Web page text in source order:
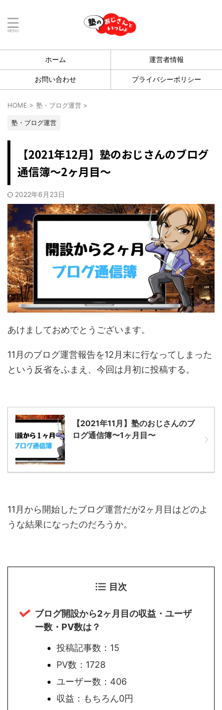
ホーム 運営者情報
お問い合わせ プライバシーポリシー
HOME > 塾・ブログ運営 >
塾・ブログ運営
【2021年12月】塾のおじさんのブログ
通信簿〜2ヶ月目〜
2022年6月23日
あけましておめでとうございます。
11月のブログ運営報告を12月末に行なってしまった
という反省をふまえ、今回は月初に投稿する。
【2021年11月】塾のおじさんのブ
ログ通信簿〜1ヶ月目〜
11 月から開始したブログ運営だが2ヶ月目はどのよ
うな結果になったのだろうか。
目次
ブログ開設から2ヶ月目の収益・ユーザ
ー数・PV数は？
投稿記事数：15
PV数：1728
ユーザー数：406
収益：もちろん0円